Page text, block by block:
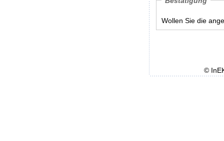
Wollen Sie die
©